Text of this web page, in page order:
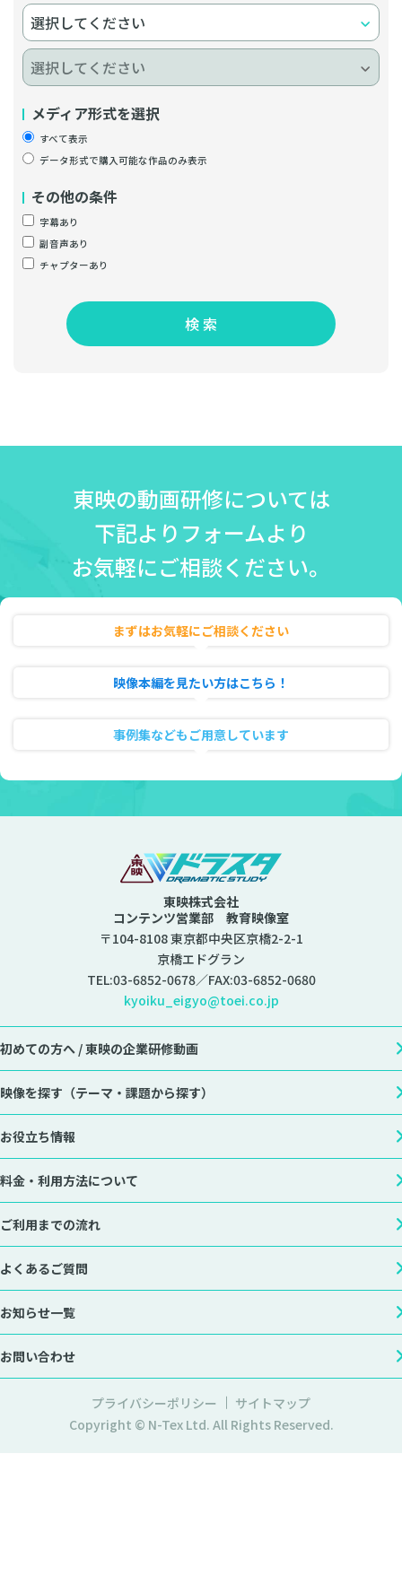
メディア形式を選択
すべて表示
データ形式で購入可能な作品のみ表示
その他の条件
字幕あり
副音声あり
チャプターあり
検 索
東映の動画研修については
下記よりフォームより
お気軽にご相談ください。
まずはお気軽にご相談ください
映像本編を見たい方はこちら！
事例集などもご用意しています
東映株式会社
コンテンツ営業部 教育映像室
〒104-8108 東京都中央区京橋2-2-1
京橋エドグラン
TEL:03-6852-0678／FAX:03-6852-0680
kyoiku_eigyo@toei.co.jp
初めての方へ /東映の企業研修動画
映像を探す （テーマ・課題から探す）
お役立ち情報
料金・利用方法について
ご利用までの流れ
よくあるご質問
お知らせ一覧
お問い合わせ
プライバシーポリシー
サイトマップ
Copyright © N-Tex Ltd. All Rights Reserved.